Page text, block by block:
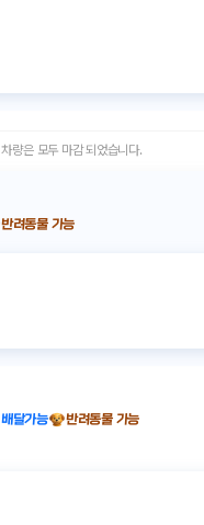
차량은 모두 마감 되었습니다.
반려동물 가능
배달가능 반려동물 가능